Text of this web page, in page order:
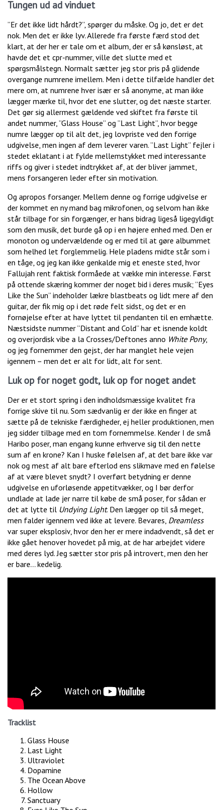
Tungen ud ad vinduet
”Er det ikke lidt hårdt?”, spørger du måske. Og jo, det er det
nok. Men det er ikke lyv. Allerede fra første færd stod det
klart, at der her er tale om et album, der er så kønsløst, at
havde det et cpr-nummer, ville det slutte med et
spørgsmålstegn. Normalt sætter jeg stor pris på glidende
overgange numrene imellem. Men i dette tilfælde handler det
mere om, at numrene hver især er så anonyme, at man ikke
lægger mærke til, hvor det ene slutter, og det næste starter.
Det gør sig allermest gældende ved skiftet fra første til
andet nummer, ”Glass House” og ”Last Light”, hvor begge
numre lægger op til alt det, jeg lovpriste ved den forrige
udgivelse, men ingen af dem leverer varen. ”Last Light” fejler i
stedet eklatant i at fylde mellemstykket med interessante
riffs og giver i stedet indtrykket af, at der bliver jammet,
mens forsangeren leder efter sin motivation.
Og apropos forsanger. Mellem denne og forrige udgivelse er
der kommet en ny mand bag mikrofonen, og selvom han ikke
står tilbage for sin forgænger, er hans bidrag ligeså ligegyldigt
som den musik, det burde gå op i en højere enhed med. Den er
monoton og undervældende og er med til at gøre albummet
som helhed let forglemmelig. Hele pladens midte står som i
en tåge, og jeg kan ikke genkalde mig et eneste sted, hvor
Fallujah rent faktisk formåede at vække min interesse. Først
på ottende skæring kommer der noget bid i deres musik; ”Eyes
Like the Sun” indeholder lækre blastbeats og lidt mere af den
guitar, der fik mig op i det røde felt sidst, og det er en
fornøjelse efter at have lyttet til pendanten til en emhætte.
Næstsidste nummer ”Distant and Cold” har et isnende koldt
og overjordisk vibe a la Crosses/Deftones anno White Pony,
og jeg fornemmer den gejst, der har manglet hele vejen
igennem – men det er alt for lidt, alt for sent.
Luk op for noget godt, luk op for noget andet
Der er et stort spring i den indholdsmæssige kvalitet fra
forrige skive til nu. Som sædvanlig er der ikke en finger at
sætte på de tekniske færdigheder, ej heller produktionen, men
jeg sidder tilbage med en tom fornemmelse. Kender I de små
Haribo poser, man engang kunne erhverve sig til den nette
sum af en krone? Kan I huske følelsen af, at det bare ikke var
nok og mest af alt bare efterlod ens slikmave med en følelse
af at være blevet snydt? I overført betydning er denne
udgivelse en uforløsende appetitvækker, og I bør derfor
undlade at lade jer narre til købe de små poser, for sådan er
det at lytte til Undying Light. Den lægger op til så meget,
men falder igennem ved ikke at levere. Bevares, Dreamless
var super eksplosiv, hvor den her er mere indadvendt, så det er
ikke gået henover hovedet på mig, at de har arbejdet videre
med deres lyd. Jeg sætter stor pris på introvert, men den her
er bare... kedelig.
Tracklist
Glass House
Last Light
Ultraviolet
Dopamine
The Ocean Above
Hollow
Sanctuary